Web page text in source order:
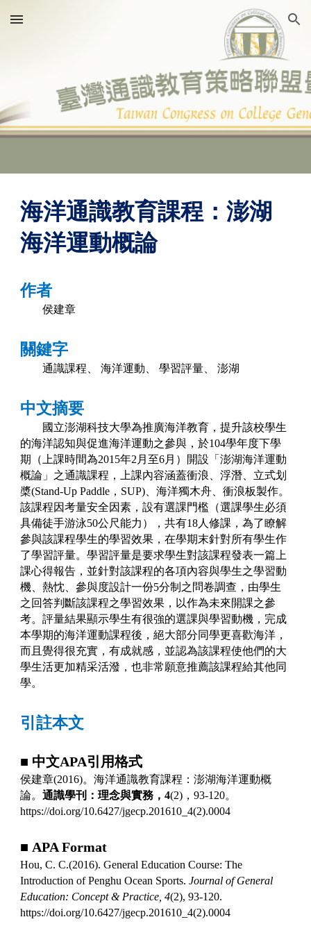
Skip to main content Skip to navigation
海洋通識教育課程：澎湖
海洋運動概論
作者
侯建章
關鍵字
通識課程、 海洋運動、 學習評量、 澎湖
中文摘要
國立澎湖科技大學為推廣海洋教育，提升該校學生
的海洋認知與促進海洋運動之參與，於104學年度下學
期（上課時間為2015年2 月至6月）開設「澎湖海洋運動
概論」之通識課程，上課內容涵蓋衝浪、浮潛、立式划
槳(Stand-Up Paddle ， SUP) 、海洋獨木舟、衝浪板製作。
該課程因考量安全因素，設有選課門檻（選課學生必須
具備徒手游泳50公尺能力），共有18人修課，為了瞭解
參與該課程學生的學習效果，在學期末針對所有學生作
了學習評量。學習評量是要求學生對該課程發表一篇上
課心得報告，並針對該課程的各項內容與學生之學習動
機、熱忱、參與度設計一份5分制之問卷調查，由學生
之回答判斷該課程之學習效果，以作為未來開課之參
考。評量結果顯示學生有很強的選課與學習動機，完成
本學期的海洋運動課程後，絕大部分同學更喜歡海洋，
而且覺得很充實，有成就感，並認為該課程使他們的大
學生活更加精采活潑，也非常願意推薦該課程給其他同
學。
引註本文
■ 中文APA引用格式
侯建章(2016)。海洋通識教育課程：澎湖海洋運動概
論。通識學刊：理念與實務，4(2) ，93-120。
https://doi.org/10.6427/jgecp.201610_4(2).0004
■ APA Format
Hou, C. C.(2016). General Education Course: The
Introduction of Penghu Ocean Sports.Journal of General
Education: Concept & Practice, 4(2), 93-120.
https://doi.org/10.6427/jgecp.201610_4(2).0004